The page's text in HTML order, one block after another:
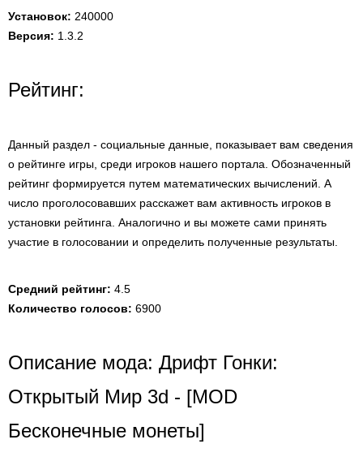
Установок: 240000
Версия: 1.3.2
Рейтинг:
Данный раздел - социальные данные, показывает вам сведения
о рейтинге игры, среди игроков нашего портала. Обозначенный
рейтинг формируется путем математических вычислений. А
число проголосовавших расскажет вам активность игроков в
установки рейтинга. Аналогично и вы можете сами принять
участие в голосовании и определить полученные результаты.
Средний рейтинг: 4.5
Количество голосов: 6900
Описание мода: Дрифт Гонки:
Открытый Мир 3d - [MOD
Бесконечные монеты]